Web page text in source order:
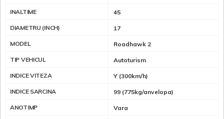
INALTIME 45
DIAMETRU (INCH) 17
MODEL Roadhawk 2
TIP VEHICUL Autoturism
INDICE VITEZA Y (300km/h)
INDICE SARCINA 99 (775kg/anvelopa)
ANOTIMP Vara